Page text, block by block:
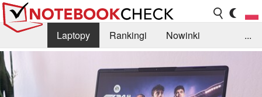
Laptopy Rankingi
Nowinki
Biblioteka
...